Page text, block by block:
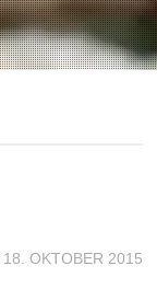
18. OKTOBER 2015